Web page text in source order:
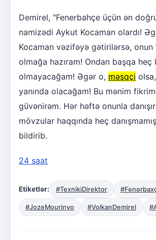
Demirel, "Fenerbahçe üçün ən
namizədi Aykut Kocaman olardı!
Kocaman vəzifəyə gətirilərsə, onun
olmağa hazıram! Ondan başqa heç
olmayacağam! Əgər o, məşqçi
yanında olacağam! Bu mənim
güvənirəm. Hər həftə onunla
mövzular haqqında heç
bildirib.
24 saat
Etiketlər: #TexnikiDirektor
#JozeMourinyo #VolkanDemirel